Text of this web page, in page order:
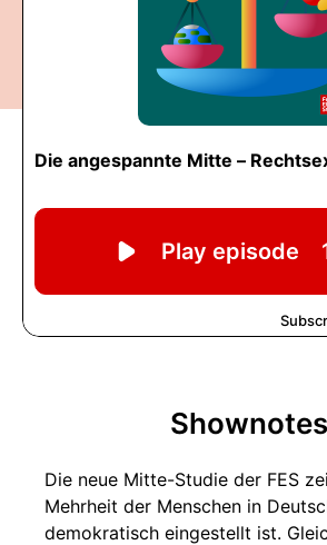
Shownotes
Die neue Mitte-Studie der FES
Mehrheit der Menschen in
demokratisch eingestellt ist.